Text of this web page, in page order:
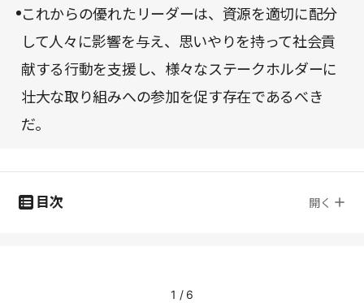
これからの優れたリーダーは、資源を適切に配分
して人々に影響を与え、思いやりを持って社会貢
献する行動を支援し、様々なステークホルダーに
壮大な取り組みへの参加を促す存在であるべき
だ。
目次 開く
1 / 6